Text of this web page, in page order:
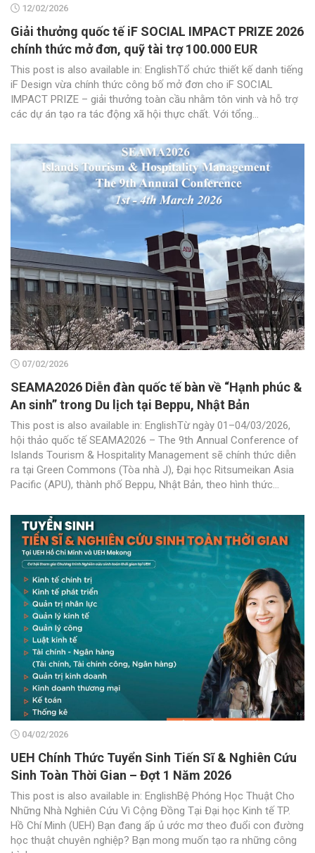
12/02/2026
Giải thưởng quốc tế iF SOCIAL IMPACT PRIZE 2026
chính thức mở đơn, quỹ tài trợ 100.000 EUR
This post is also available in: EnglishTổ chức thiết kế danh tiếng
iF Design vừa chính thức công bố mở đơn cho iF SOCIAL
IMPACT PRIZE – giải thưởng toàn cầu nhằm tôn vinh và hỗ trợ
các dự án tạo ra tác động xã hội thực chất. Với tổng...
07/02/2026
SEAMA2026 Diễn đàn quốc tế bàn về “Hạnh phúc &
An sinh” trong Du lịch tại Beppu, Nhật Bản
This post is also available in: EnglishTừ ngày 01–04/03/2026,
hội thảo quốc tế SEAMA2026 – The 9th Annual Conference of
Islands Tourism & Hospitality Management sẽ chính thức diễn
ra tại Green Commons (Tòa nhà J), Đại học Ritsumeikan Asia
Pacific (APU), thành phố Beppu, Nhật Bản, theo hình thức...
04/02/2026
UEH Chính Thức Tuyển Sinh Tiến Sĩ & Nghiên Cứu
Sinh Toàn Thời Gian – Đợt 1 Năm 2026
This post is also available in: EnglishBệ Phóng Học Thuật Cho
Những Nhà Nghiên Cứu Vì Cộng Đồng Tại Đại học Kinh tế TP.
Hồ Chí Minh (UEH) Bạn đang ấp ủ ước mơ theo đuổi con đường
học thuật chuyên nghiệp? Bạn mong muốn tạo ra những công